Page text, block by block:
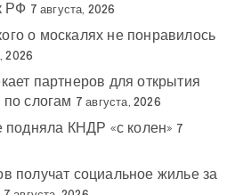
РФ 7 августа, 2026
о москалях не понравилось
2026
партнеров для открытия
слогам 7 августа, 2026
подняла КНДР «с колен» 7
получат социальное жилье за